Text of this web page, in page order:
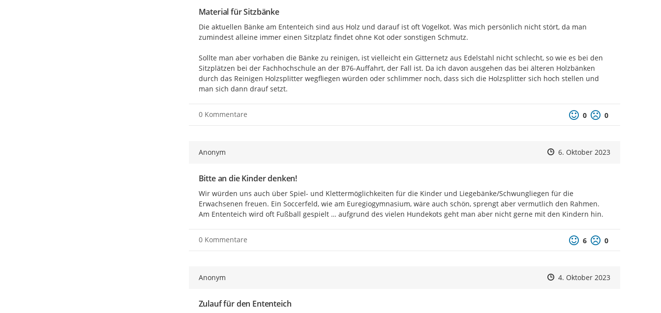
Diese Zwischenergebnisse wurden am 08.09.2023 vor Ort präsentiert und diskutiert:
Hier besteht nun weiterhin die Möglichkeit, Stellung zu nehmen,
Ihre Meinung mitzuteilen, zu diskutieren, oder die Beiträge aus
Diese sind als "Offline"-Beiträge eingestellt und erkennbar.
Kontakt zu treten!
Diese digitalte Beteiligung bleibt bis zum 08. Oktober 2023 geöffnet und im Verlauf
werden alle weiteren Informationen zum Projekt oder weitere Beiträge hier eingestellt.
Material für Sitzbänke
Die aktuellen Bänke am Ententeich sind aus Holz und darauf ist oft Vogelkot. Was mich persönlich nicht stört, da man
zumindest alleine immer einen Sitzplatz findet ohne Kot oder sonstigen Schmutz.
Sollte man aber vorhaben die Bänke zu reinigen, ist vielleicht ein Gitternetz aus Edelstahl nicht schlecht, so wie es bei den
Sitzplätzen bei der Fachhochschule an der B76-Auffahrt, der Fall ist. Da ich davon ausgehen das bei älteren Holzbänken
durch das Reinigen Holzsplitter wegfliegen würden oder schlimmer noch, dass sich die Holzsplitter sich hoch stellen und
man sich dann drauf setzt.
0 Kommentare Positive Bewertung
0 Negative
0
Anonym Zeitpunkt des Erstellens
Zeitpunkt des Erstellens
6. Oktober 2023Zur Äußerung
Bitte an die Kinder denken!
Wir würden uns auch über Spiel- und Klettermöglichkeiten für die Kinder und Liegebänke/Schwungliegen für die
Erwachsenen freuen. Ein Soccerfeld, wie am Euregiogymnasium, wäre auch schön, sprengt aber vermutlich den Rahmen.
Am Ententeich wird oft Fußball gespielt … aufgrund des vielen Hundekots geht man aber nicht gerne mit den Kindern hin.
0 Kommentare Positive Bewertung
6 Negative
0
Anonym Zeitpunkt des Erstellens
Zeitpunkt des Erstellens
4. Oktober 2023Zur Äußerung
Zulauf für den Ententeich